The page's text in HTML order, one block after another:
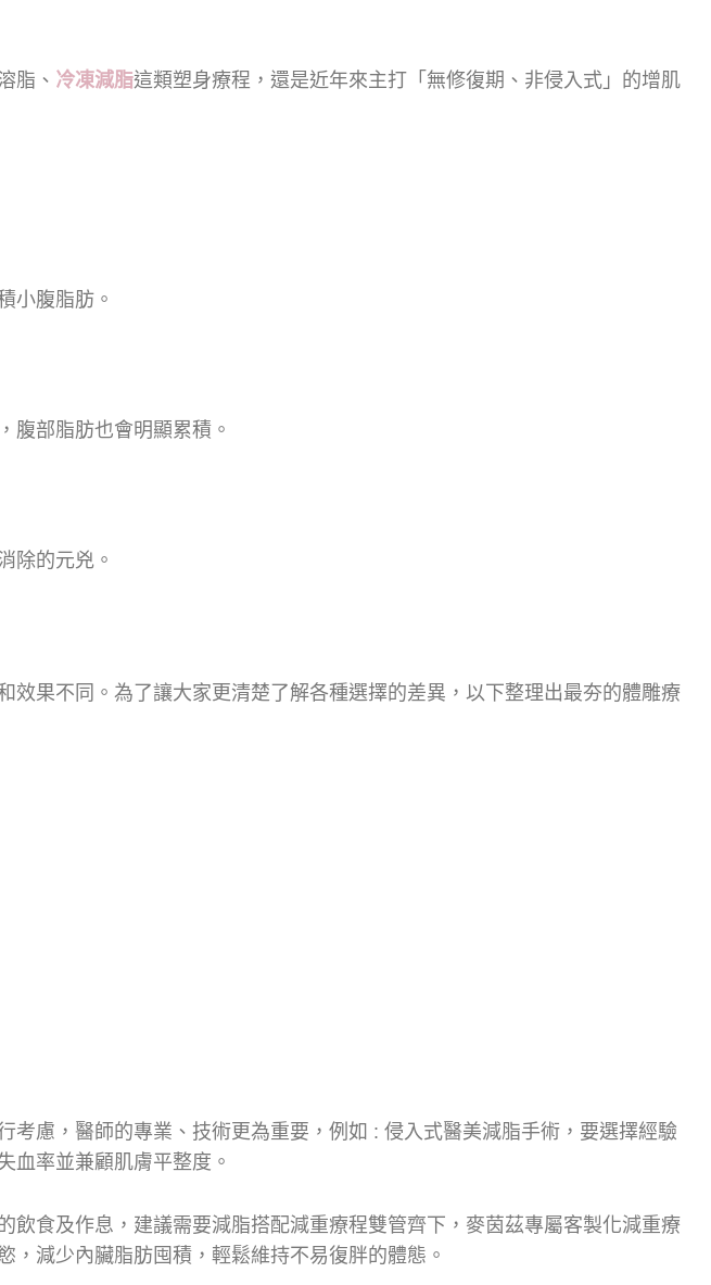
脂、 冷凍減脂這類塑身療程，還是近年來主打「無修復期、非侵入式」的增肌
小腹脂肪。
腹部脂肪也會明顯累積。
除的元兇。
果不同。為了讓大家更清楚了解各種選擇的差異，以下整理出最夯的體雕療
慮，醫師的專業、技術更為重要，例如 : 侵入式醫美減脂手術，要選擇經驗
血率並兼顧肌膚平整度。
食及作息，建議需要減脂搭配減重療程雙管齊下，麥茵茲專屬客製化減重療
，減少內臟脂肪囤積，輕鬆維持不易復胖的體態。